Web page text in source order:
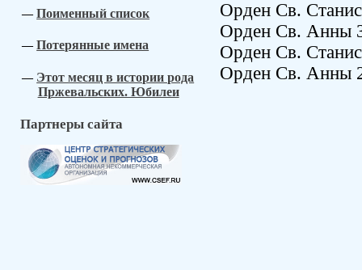
Поименный список
Потерянные имена
Этот месяц в истории рода
Пржевальских. Юбилеи
Партнеры сайта
Орден Св.
Орден Св. Анны
Орден Св.
Орден Св. Анны